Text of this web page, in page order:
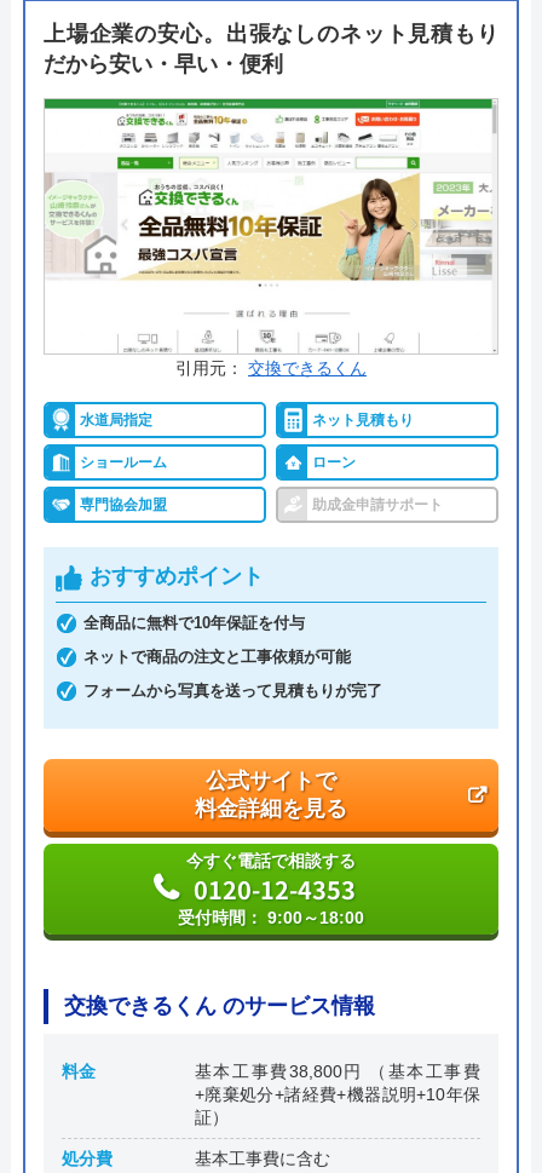
す。
なのが嬉しいポイント。詳しくはフリーダイヤルか
ら直接のお問い合わせが可能です。
公式サイトで
料金詳細を見る
0120-091-026
受付時間： 24時間
イースマイル の基本情報
運営会社 株式会社イ―スマイル
創業・設立 平成4年6月1日創業
本社所在地
〒542-0066
大阪府大阪市中央区瓦屋町3丁目7-3 イ
上場企業の安心。出張なしのネット見積もり
だから安い・早い・便利
引用元： 交換できるくん
水道局指定 ネット見積もり
ショールーム ローン
専門協会加盟 助成金申請サポート
おすすめポイント
全商品に無料で10年保証を付与
ネットで商品の注文と工事依頼が可能
フォームから写真を送って見積もりが完了
公式サイトで
料金詳細を見る
今すぐ電話で相談する
0120-12-4353
受付時間： 9:00～18:00
交換できるくん のサービス情報
料金
基本工事費38,800円 （基本工事費
+廃棄処分+諸経費+機器説明+10年保
証）
処分費 基本工事費に含む